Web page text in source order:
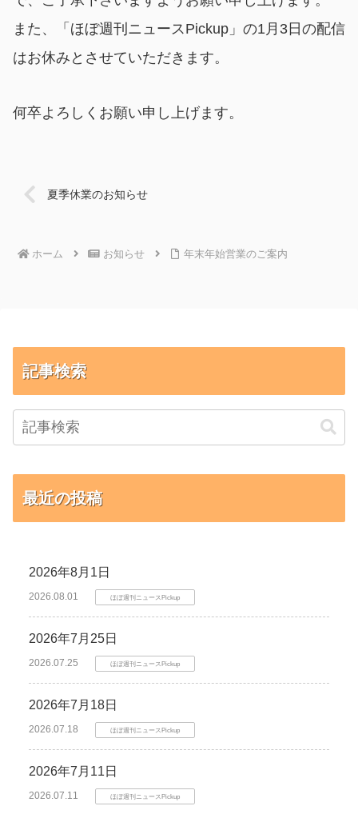
また、「ほぼ週刊ニュースPickup」の1月3日の配信
はお休みとさせていただきます。
何卒よろしくお願い申し上げます。
夏季休業のお知らせ
ホーム お知らせ 年末年始営業のご案内
記事検索
最近の投稿
2026年8月1日
2026.08.01 ほぼ週刊ニュースPickup
2026年7月25日
2026.07.25 ほぼ週刊ニュースPickup
2026年7月18日
2026.07.18 ほぼ週刊ニュースPickup
2026年7月11日
2026.07.11 ほぼ週刊ニュースPickup